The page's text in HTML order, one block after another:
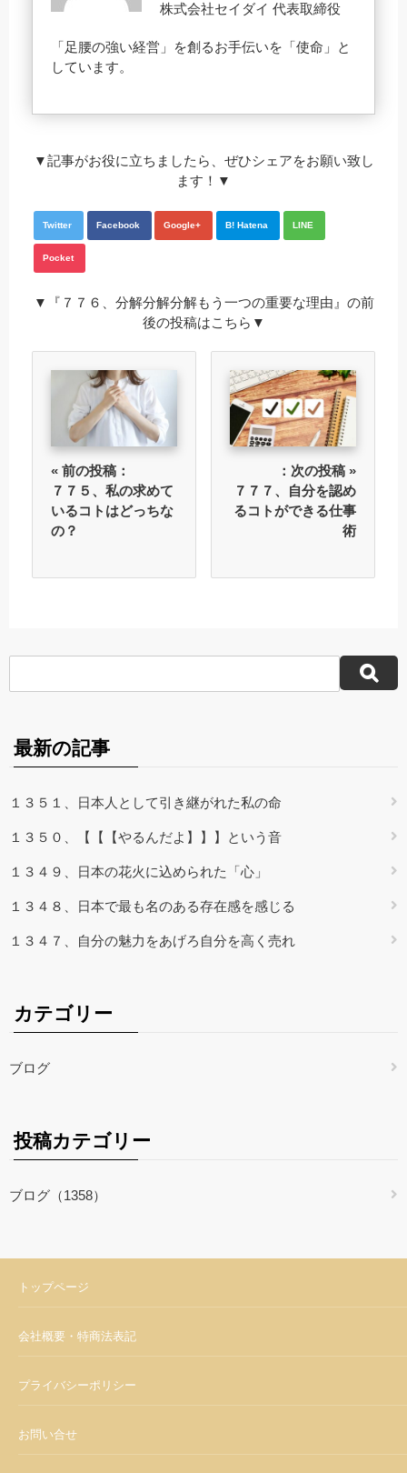
株式会社セイダイ 代表取締役
「足腰の強い経営」を創るお手伝いを「使命」と
しています。
▼記事がお役に立ちましたら、ぜひシェアをお願い致し
ます！▼
Twitter Facebook Google+ B! Hatena LINE
Pocket
▼『７７６、分解分解分解もう一つの重要な理由』の前
後の投稿はこちら▼
« 前の投稿：
７７５、私の求めて
いるコトはどっちな
の？
：次の投稿 »
７７７、自分を認め
るコトができる仕事
術
最新の記事
１３５１、日本人として引き継がれた私の命
１３５０、【【【やるんだよ】】】という音
１３４９、日本の花火に込められた「心」
１３４８、日本で最も名のある存在感を感じる
１３４７、自分の魅力をあげろ自分を高く売れ
カテゴリー
ブログ
投稿カテゴリー
ブログ（1358）
トップページ
会社概要・特商法表記
プライバシーポリシー
お問い合せ